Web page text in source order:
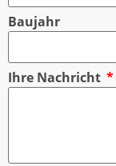
Baujahr
Ihre Nachricht